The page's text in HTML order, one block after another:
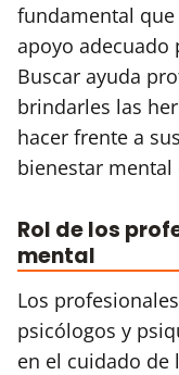
fundamental
apoyo adecuado
Buscar ayuda
brindarles las
hacer frente a
bienestar
Rol de los
mental
Los
psicólogos y
en el cuidado de